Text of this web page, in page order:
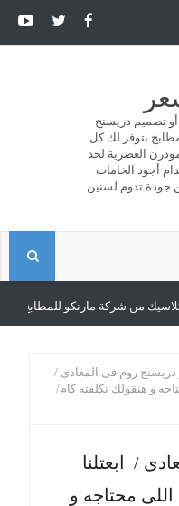
تصميم دريسنج
بتوفر لك كل
العصرية لحد
أجود الخامات
جودة تدوم لسنين
ا
من شركة مارنكو للمطابخ
دريسنج روم فى المعادى /
و هنقولك تكلفته كام/
/ ابعتلنا
محتاجه و